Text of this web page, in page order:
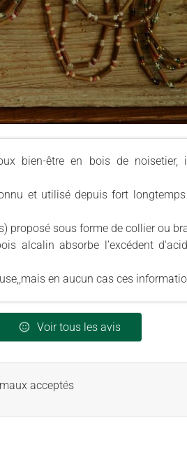
bien-être en bois de noisetier,
et utilisé depuis fort
proposé sous forme de collier ou
alcalin absorbe l’excédent
en aucun cas ces
Voir tous les avis
acceptés